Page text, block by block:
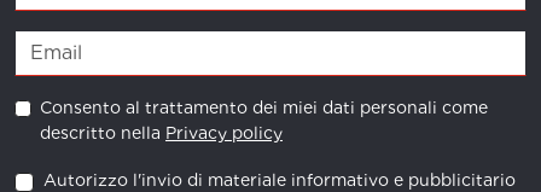
Consento al trattamento dei miei dati personali come
descritto nella Privacy policy
Autorizzo l'invio di materiale informativo e pubblicitario